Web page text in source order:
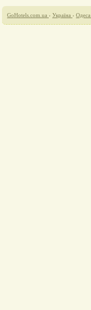
GoHotels.com.ua › Україна › Одеса